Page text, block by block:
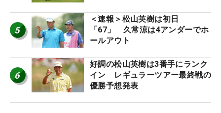
5
＜速報＞松山英樹は初日
「67」 久常涼は4アンダーでホ
ールアウト
6
好調の松山英樹は3番手にランク
イン レギュラーツアー最終戦の
優勝予想発表